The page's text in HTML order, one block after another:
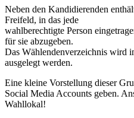
Neben den Kandidierenden
Freifeld, in das jede
wahlberechtigte Person
für sie abzugeben.
Das Wählendenverzeichnis wird
ausgelegt werden.
Eine kleine Vorstellung dieser
Social Media Accounts geben.
Wahllokal!